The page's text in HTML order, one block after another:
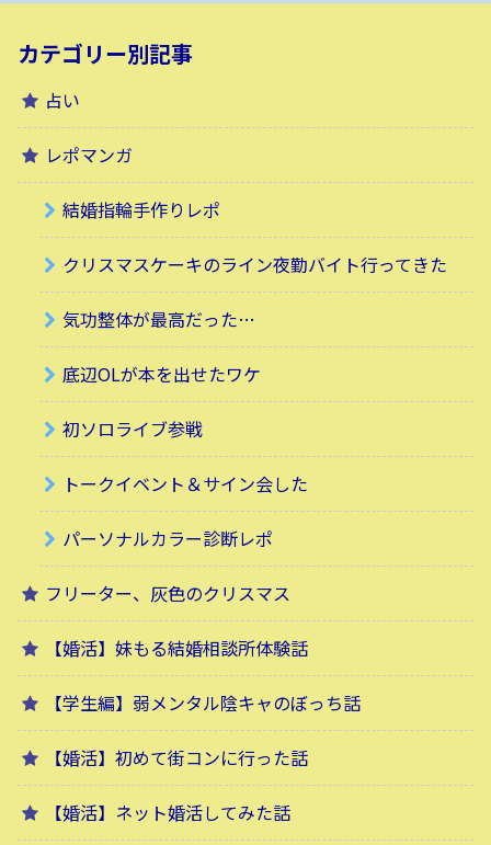
カテゴリー別記事
占い
レポマンガ
結婚指輪手作りレポ
クリスマスケーキのライン夜勤バイト行ってきた
気功整体が最高だった…
底辺OLが本を出せたワケ
初ソロライブ参戦
トークイベント＆サイン会した
パーソナルカラー診断レポ
フリーター、灰色のクリスマス
【婚活】妹もる結婚相談所体験話
【学生編】弱メンタル陰キャのぼっち話
【婚活】初めて街コンに行った話
【婚活】ネット婚活してみた話